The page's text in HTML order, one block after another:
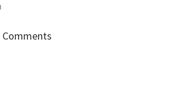
Comments